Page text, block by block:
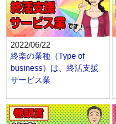
2022/06/22
終楽の業種（Type of
business）は、終活支援
サービス業